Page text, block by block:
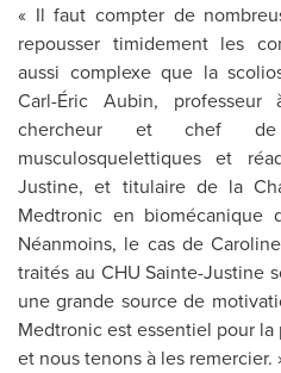
« Il faut compter de
repousser timidement les
aussi complexe que la
Carl-Éric Aubin, professeur
chercheur et chef
musculosquelettiques et
Justine, et titulaire de la
Medtronic en biomécanique
Néanmoins, le cas de
traités au CHU Sainte-Justine
une grande source de
Medtronic est essentiel pour
et nous tenons à les remercier.